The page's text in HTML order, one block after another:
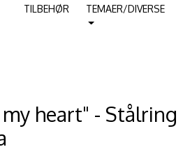
TILBEHØR TEMAER/DIVERSE
heart" - Stålring